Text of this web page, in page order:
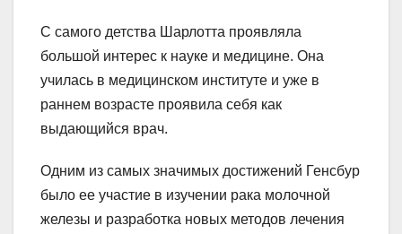
С самого детства Шарлотта проявляла
большой интерес к науке и медицине. Она
училась в медицинском институте и уже в
раннем возрасте проявила себя как
выдающийся врач.
Одним из самых значимых достижений Генсбур
было ее участие в изучении рака молочной
железы и разработка новых методов лечения